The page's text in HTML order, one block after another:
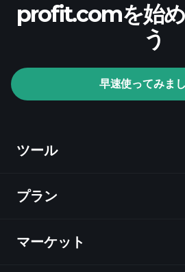
profit.comを始
う
早速使ってみま
ツール
ディスカバー
チャート
プラン
マーケット